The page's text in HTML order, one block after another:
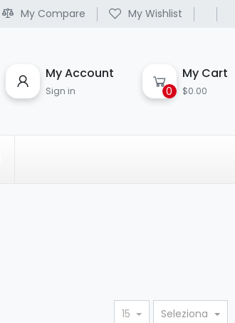
My Compare My Wishlist
My Account
Sign in 0
My Cart
$0.00
15 Seleziona